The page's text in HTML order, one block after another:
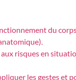
du
risques en
les gestes et